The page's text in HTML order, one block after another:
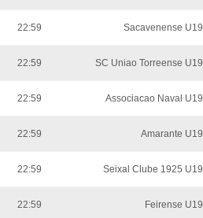
22:59 Sacavenense U19
22:59 SC Uniao Torreense U19
22:59 Associacao Naval U19
22:59 Amarante U19
22:59 Seixal Clube 1925 U19
22:59 Feirense U19